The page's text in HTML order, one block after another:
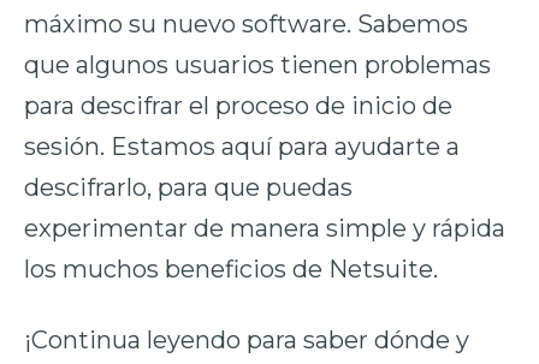
máximo su nuevo software. Sabemos
que algunos usuarios tienen problemas
para descifrar el proceso de inicio de
sesión. Estamos aquí para ayudarte a
descifrarlo, para que puedas
experimentar de manera simple y rápida
los muchos beneficios de Netsuite.
¡Continua leyendo para saber dónde y